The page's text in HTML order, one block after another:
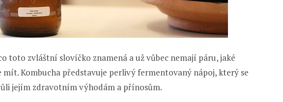
toto zvláštní slovíčko znamená a už vůbec nemají páru, jaké
mít. Kombucha představuje perlivý fermentovaný nápoj, který se
jejím zdravotním výhodám a přínosům.